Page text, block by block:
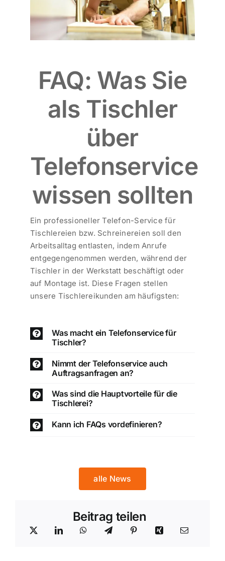
FAQ: Was Sie
als Tischler
über
Telefonservice
wissen sollten
Ein professioneller Telefon-Service für
Tischlereien bzw. Schreinereien soll den
Arbeitsalltag entlasten, indem Anrufe
entgegengenommen werden, während der
Tischler in der Werkstatt beschäftigt oder
auf Montage ist. Diese Fragen stellen
unsere Tischlereikunden am häufigsten:
Was macht ein Telefonservice für
Tischler?
Nimmt der Telefonservice auch
Auftragsanfragen an?
Was sind die Hauptvorteile für die
Tischlerei?
Kann ich FAQs vordefinieren?
alle News
Beitrag teilen